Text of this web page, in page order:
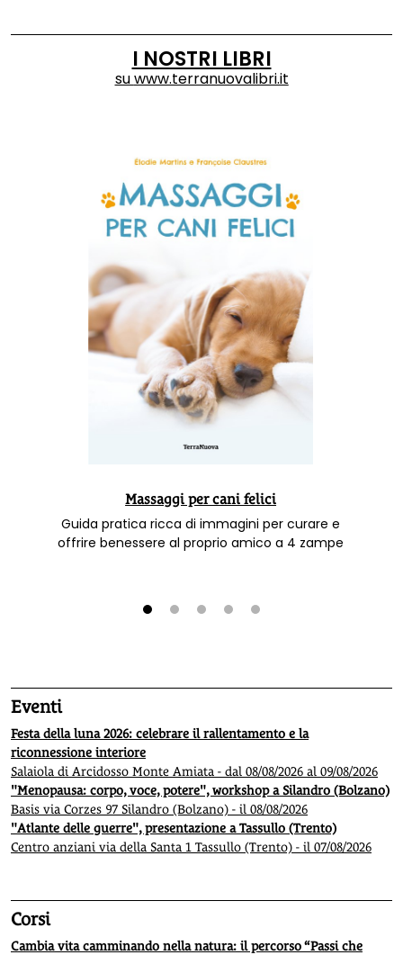
I NOSTRI LIBRI
suwww.terranuovalibri.it
Massaggi per cani felici
Guida pratica ricca di immagini per curare e
offrire benessere al proprio amico a 4 zampe
Eventi
Festa della luna 2026: celebrare il rallentamento e la
riconnessione interiore
Salaiola di Arcidosso Monte Amiata - dal 08/08/2026 al 09/08/2026
"Menopausa: corpo, voce, potere", workshop a Silandro (Bolzano)
Basis via Corzes 97 Silandro (Bolzano) - il 08/08/2026
"Atlante delle guerre", presentazione a Tassullo (Trento)
Centro anziani via della Santa 1 Tassullo (Trento) - il 07/08/2026
Corsi
Cambia vita camminando nella natura: il percorso “Passi che